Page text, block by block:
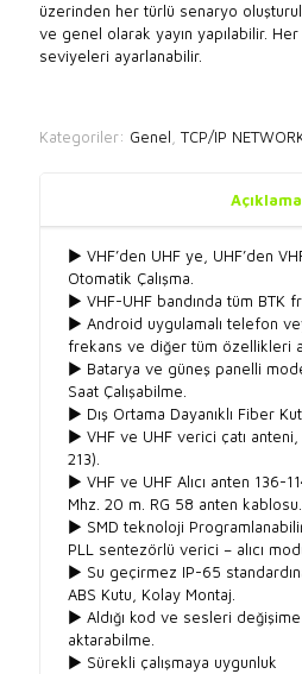
üzerinden her türlü senaryo
ve genel olarak yayın yapılabilir. Her
seviyeleri ayarlanabilir.
Kategoriler: Genel TCP/IP
Açıklama
► VHF’den UHF ye, UHF’den
Otomatik Çalışma.
► VHF-UHF bandında tüm BTK
► Android uygulamalı telefon
frekans ve diğer tüm özellikleri
► Batarya ve güneş panelli
Saat Çalışabilme.
► Dış Ortama Dayanıklı Fiber
► VHF ve UHF verici çatı
213).
► VHF ve UHF Alıcı anten 136-
Mhz. 20 m. RG 58 anten kablosu.
► SMD teknoloji
PLL sentezörlü verici – alıcı
► Su geçirmez IP-65
ABS Kutu, Kolay Montaj.
► Aldığı kod ve sesleri
aktarabilme.
► Sürekli çalışmaya uygunluk